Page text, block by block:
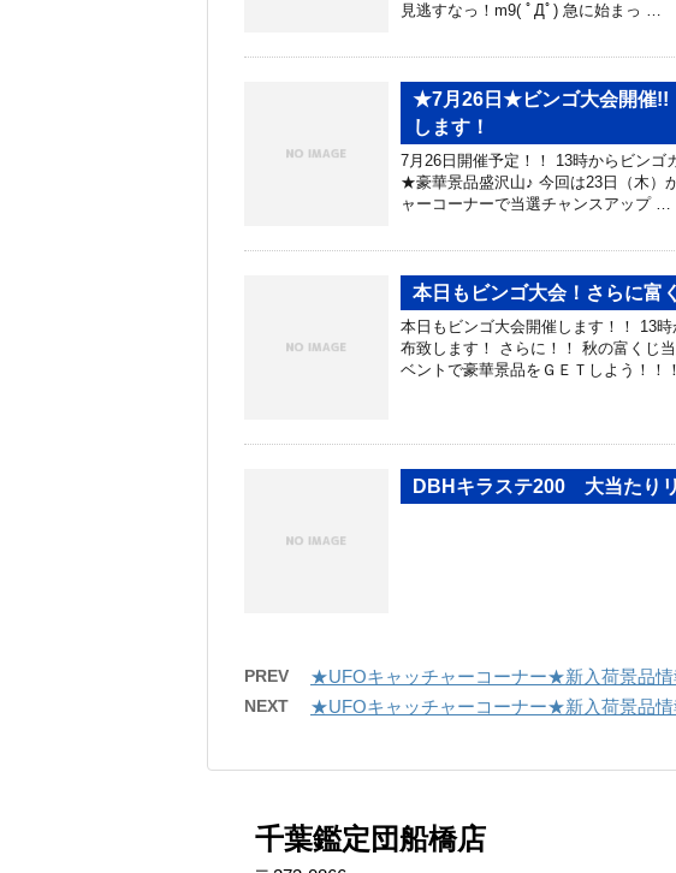
見逃すなっ！m9( ﾟДﾟ) 急に始まっ …
★7月26日★ビンゴ大会開催!!
します！
7月26日開催予定！！ 13時からビン
★豪華景品盛沢山♪ 今回は23日（木）
ャーコーナーで当選チャンスアップ …
本日もビンゴ大会！さらに富
本日もビンゴ大会開催します！！ 13
布致します！ さらに！！ 秋の富くじ
ベントで豪華景品をＧＥＴしよう！！
DBHキラステ200 大当たり
PREV ★UFOキャッチャーコーナー★新入荷景品情
NEXT ★UFOキャッチャーコーナー★新入荷景品情
千葉鑑定団船橋店